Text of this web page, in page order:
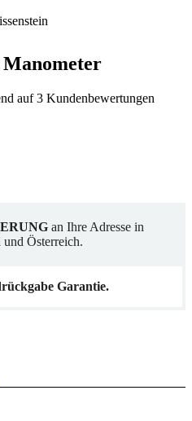
auf3 Kundenbewertungen
an Ihre Adresse in
Österreich.
Garantie.